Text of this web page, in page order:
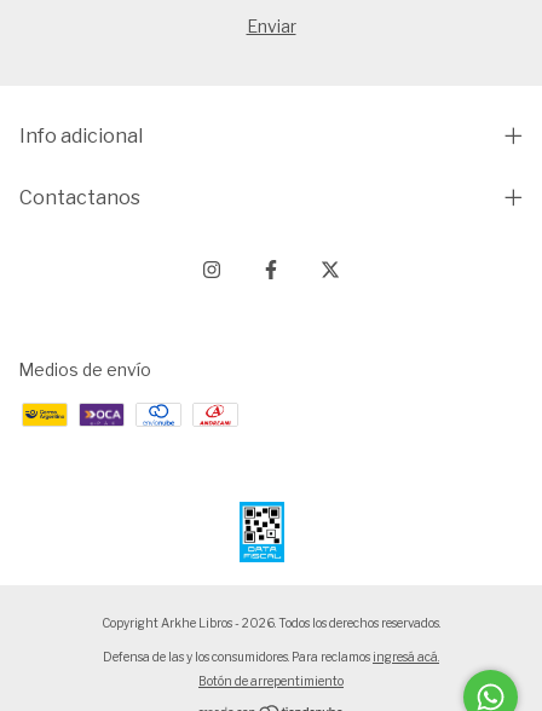
Info adicional
Contactanos
Medios de envío
Copyright Arkhe Libros - 2026. Todos los derechos reservados.
Defensa de las y los consumidores. Para reclamos ingresá acá.
Botón de arrepentimiento